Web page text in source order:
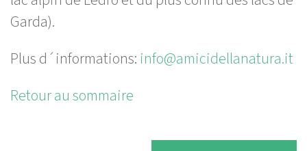
Garda).
Plus d´informations: info@amicidellanatura.it
Retour au sommaire